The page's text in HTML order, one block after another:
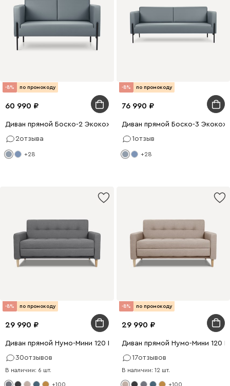
-8% по промокоду
60 990
Диван прямой Боско-2 Экокожа Серый
2отзыва
+28
-8% по промокоду
76 990
Диван прямой Боско-3
1отзыв
+28
-8% по промокоду
29 990
Диван прямой Нумо-Мини 120 Рогожка Серый
30отзывов
В наличии: 6 шт.
+100
-8% по промокоду
29 990
Диван прямой Нумо-Мини 120
17отзывов
В наличии: 12 шт.
+100